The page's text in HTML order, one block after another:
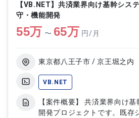
【VB.NET】共済業界向け基幹シス
守・機能開発
55万 〜 65万 円/月
東京都八王子市 / 京王堀之内
VB.NET
【案件概要】 共済業界向け
開発プロジェクトです。既存